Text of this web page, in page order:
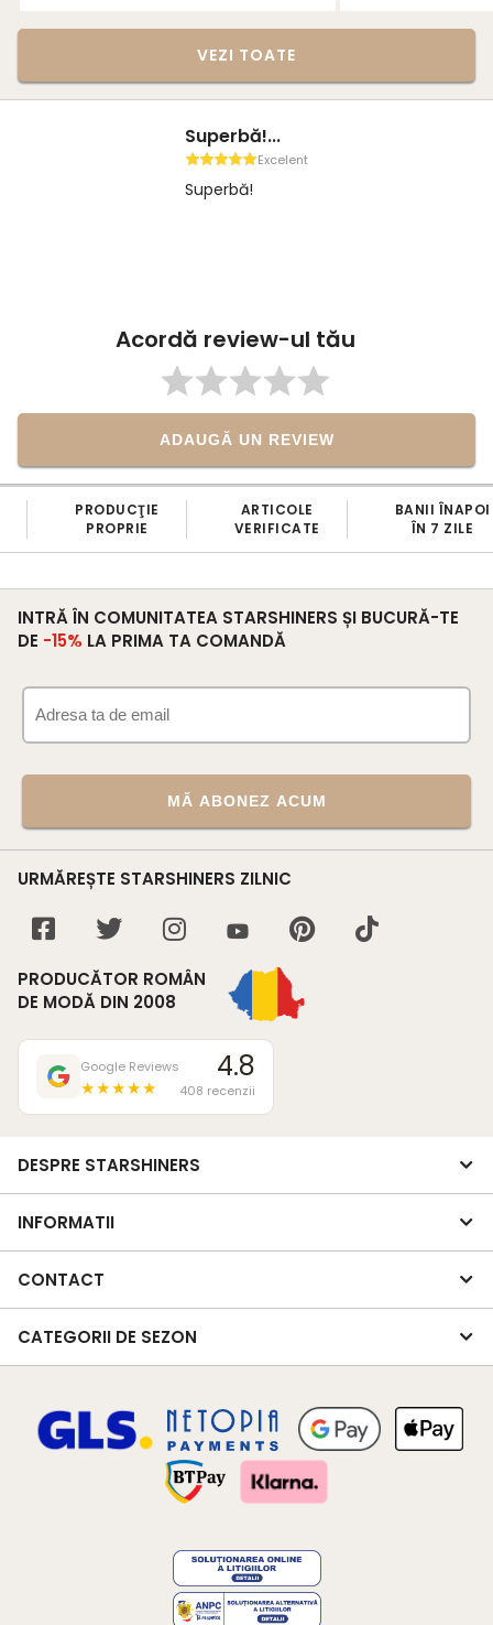
VEZI TOATE
Superbă!...
Excelent
Superbă!
Acordă review-ul tău
ADAUGĂ UN REVIEW
PRODUCŢIE
PROPRIE
ARTICOLE
VERIFICATE
BANII ÎNAPOI
ÎN 7 ZILE
INTRĂ ÎN COMUNITATEA STARSHINERS ȘI BUCURĂ-TE
DE -15% LA PRIMA TA COMANDĂ
MĂ ABONEZ ACUM
URMĂREȘTE STARSHINERS ZILNIC
PRODUCĂTOR ROMÂN
DE MODĂ DIN 2008
Google Reviews
★★★★★
4.8
408 recenzii
DESPRE STARSHINERS
INFORMATII
CONTACT
CATEGORII DE SEZON